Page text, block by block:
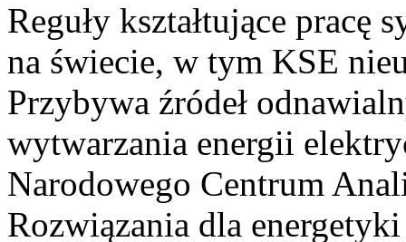
Reguły kształtujące pracę
na świecie, w tym KSE
Przybywa źródeł
wytwarzania energii
Narodowego Centrum
Rozwiązania dla